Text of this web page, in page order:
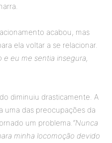
acabou, mas
ela voltar a se relacionar.
e eu me sentia insegura,
diminuiu drasticamente. A
uma das preocupações da
um problema.“Nunca
minha locomoção devido